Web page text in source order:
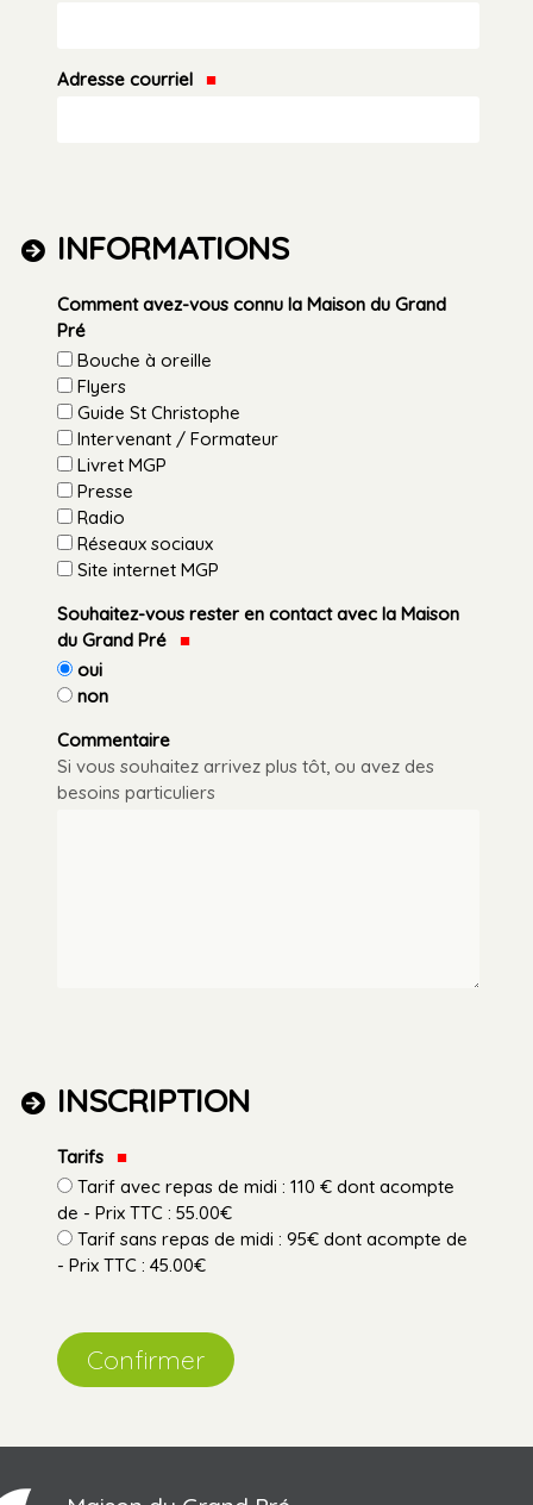
Adresse courriel
INFORMATIONS
Comment avez-vous connu la Maison du Grand
Pré
Bouche à oreille
Flyers
Guide St Christophe
Intervenant / Formateur
Livret MGP
Presse
Radio
Réseaux sociaux
Site internet MGP
Souhaitez-vous rester en contact avec la Maison
du Grand Pré
oui
non
Commentaire
Si vous souhaitez arrivez plus tôt, ou avez des
besoins particuliers
INSCRIPTION
Tarifs
Tarif avec repas de midi : 110 € dont acompte
de - Prix TTC : 55.00€
Tarif sans repas de midi : 95€ dont acompte de
- Prix TTC : 45.00€